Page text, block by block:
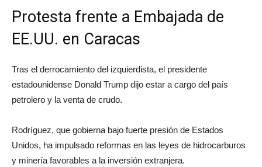
Protesta frente a Embajada de
EE.UU. en Caracas
Tras el derrocamiento del izquierdista, el presidente
estadounidense Donald Trump dijo estar a cargo del país
petrolero y la venta de crudo.
Rodríguez, que gobierna bajo fuerte presión de Estados
Unidos, ha impulsado reformas en las leyes de hidrocarburos
y minería favorables a la inversión extranjera.